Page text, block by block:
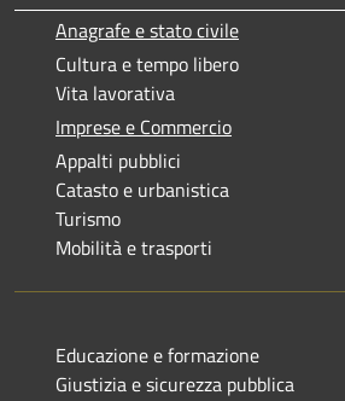
Anagrafe e stato civile
Cultura e tempo libero
Vita lavorativa
Imprese e Commercio
Appalti pubblici
Catasto e urbanistica
Turismo
Mobilità e trasporti
Educazione e formazione
Giustizia e sicurezza pubblica